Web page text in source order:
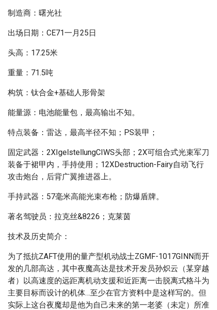
制造商：曙光社
出场日期：CE71一月25日
头高：17.25米
重量：71.5吨
构筑：钛合金+基础人形骨架
能量源：电池能量包，最高输出不知。
特点装备：雷达，最高半径不知；PS装甲；
固定武器：2XIgelstellungCIWS头部；2X可组合式光束军刀
装备于裙甲内，手持使用；12XDestruction-Fairy自动飞行
攻击炮台，后背广翼推进器上。
手持武器：57毫米高能光束布枪；防爆盾牌。
著名驾驶员：拉克丝&8226；克莱茵
技术及历史简介：
为了抵抗ZAFT使用的量产型机动战士ZGMF-1017GINN而开
发的几部高达，其中夜魔高达是技术开发员孙炽云（某穿越
者）以高速度的远距离机动支援和近距离一击脱离式格斗为
主要目标而设计的机体…至少在官方资料中是这样写的。但
实际上这台夜魔却是他为自己未来的第一老婆（未定）所准